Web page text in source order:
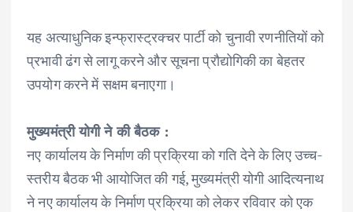
यह अत्याधुनिक इन्फ्रास्ट्रक्चर पार्टी को चुनावी रणनीतियों को
प्रभावी ढंग से लागू करने और सूचना प्रौद्योगिकी का बेहतर
उपयोग करने में सक्षम बनाएगा।
मुख्यमंत्री योगी ने की बैठक :
नए कार्यालय के निर्माण की प्रक्रिया को गति देने के लिए उच्च-
स्तरीय बैठक भी आयोजित की गई, मुख्यमंत्री योगी आदित्यनाथ
ने नए कार्यालय के निर्माण प्रक्रिया को लेकर रविवार को एक